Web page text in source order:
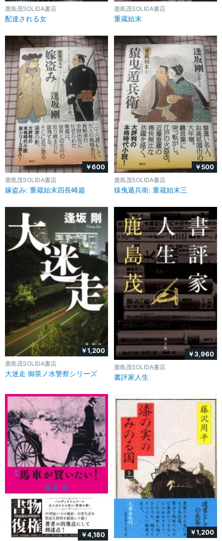
鹿島茂SOLIDA書店
配達される女
鹿島茂SOLIDA書店
重蔵始末
￥600
鹿島茂SOLIDA書店
嫁盗み: 重蔵始末四長崎篇
￥500
鹿島茂SOLIDA書店
猿曳遁兵衛: 重蔵始末三
￥1,200
鹿島茂SOLIDA書店
大迷走 御茶ノ水警察シリーズ
￥3,960
鹿島茂SOLIDA書店
書評家人生
￥4,180 ￥1,200